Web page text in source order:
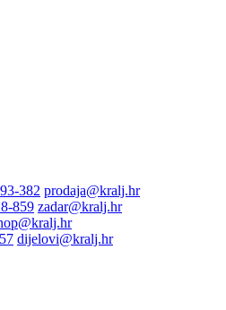
382 prodaja@kralj.hr
859 zadar@kralj.hr
dijelovi@kralj.hr